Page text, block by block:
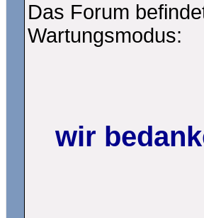
Das Forum
Wartungsmodus:
wir